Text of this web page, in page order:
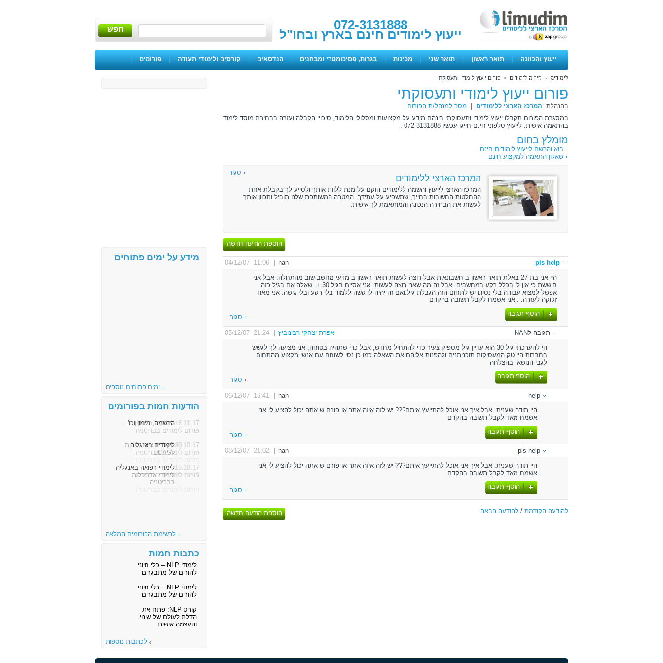
072-3131888
ייעוץ לימודים חינם בארץ ובחו"ל חפש
ייעוץ והכוונה | תואר ראשון | תואר שני | מכינות | בגרות, פסיכומטרי ומבחנים | הנדסאים | קורסים ולימודי תעודה | פורומים |
ימים פתוחיםלימודים > פורום לימודים > פורום ייעוץ לימודי ותעסוקתי
פורום ייעוץ לימודי ותעסוקתי
בהנהלת: המרכז הארצי ללימודים
מסר למנהל/ת הפורום
במסגרת הפורום תקבלו ייעוץ לימודי ותעסוקתי בינהם מידע על מקצועות ומסלולי הלימוד, סיכויי הקבלה ועזרה בבחירת מוסד לימוד
בהתאמה אישית. לייעוץ טלפוני חינם חייגו עכשיו 072-3131888 .
מומלץ בחום
בוא והרשם לייעוץ לימודים חינם
שאלון התאמה למקצוע חינם
המרכז הארצי ללימודים
המרכז הארצי לייעוץ והשמה ללימודים הוקם על מנת ללוות אותך ולסייע לך בקבלת אחת
ההחלטות החשובות בחייך, שתשפיע על עתידך. המטרה המשותפת שלנו תוביל ותכוון אותך
לעשות את הבחירה הנכונה והמותאמת לך אישית.
סגור
הוספת הודעה חדשה
pls help
nan
11:06 04/12/07
היי אני בת 27 באלת תואר ראשון ב חשבונאות אבל רוצה לעשות תואר ראשון ב מדעי מחשב שוב מהתחלה. אבל אני
חוששת כי אין לי בכלל רקע במחשבים. אבל זה מה שאני רוצה לעשות. אני אסיים בגיל 30 +. שאלה אם בגיל כזה
אפשל למצוא עבודה בלי נסיו.ן יש לתחום הזה הגבלת גיל.ואם זה יהיה לי קשה ללמוד בלי רקע ובלי גישה. אני מאוד
זקוקה לעזרה. . אני אשמח לקבל תשובה בהקדם
הוסף תגובה
סגור
תגובה לNAN אפרת יצחקי רבינוביץ
21:24 05/12/07
הי להערכתי גיל 30 הוא עדיין גיל מספיק צעיר כדי להתחיל מחדש, אבל כדי שתהיה בטוחה, אני מציעה לך לגשש
בחברות היי טק המעסיקות תוכניתנים ולהפנות אליהם את השאלה כמו כן נסי לשוחח עם אנשי מקצוע מהתחום
לגבי הנושא. בהצלחה
הוסף תגובה
סגור
help
nan
16:41 06/12/07
היי תודה שענית. אבל איך אני אוכל להתייעץ איתם??? יש לזה איזה אתר או פורם ש אתה יכול להציע לי אני
אשמח מאד לקבל תשובה בהקדם
הוסף תגובה
סגור
pls help
nan
21:02 08/12/07
היי תודה שענית. אבל איך אני אוכל להתייעץ איתם??? יש לזה איזה אתר או פורם ש אתה יכול להציע לי אני
אשמח מאד לקבל תשובה בהקדם
הוסף תגובה
סגור
הוספת הודעה חדשה להודעה הקודמת / להודעה הבאה
מידע על ימים פתוחים
ימים פתוחים נוספים
הודעות חמות בפורומים
8.11.17 הרשמה, מימון וכו'...
פורום לימודים בבריטניה
30.10.17לימודים באנגליה
פורום לימודים בבריטניה
15.10.17לימודי רפואה באנגליה
פורום לימודים בבריטניה
לרשימת הפורומים המלאה
כתבות חמות
לימודי NLP – כלי חיוני
להורים של מתבגרים
לימודי NLP – כלי חיוני
להורים של מתבגרים
קורס NLP: פתח את
הדלת לעולם של שינוי
והעצמה אישית
לכתבות נוספות